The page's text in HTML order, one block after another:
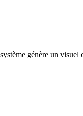
génère un visuel